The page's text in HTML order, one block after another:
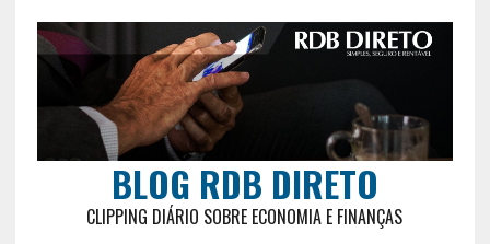
BLOG RDB DIRETO
CLIPPING DIÁRIO SOBRE ECONOMIA E FINANÇAS